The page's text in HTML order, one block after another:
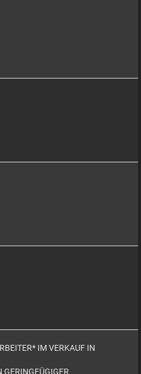
IM VERKAUF IN
GERINGFÜGIGER